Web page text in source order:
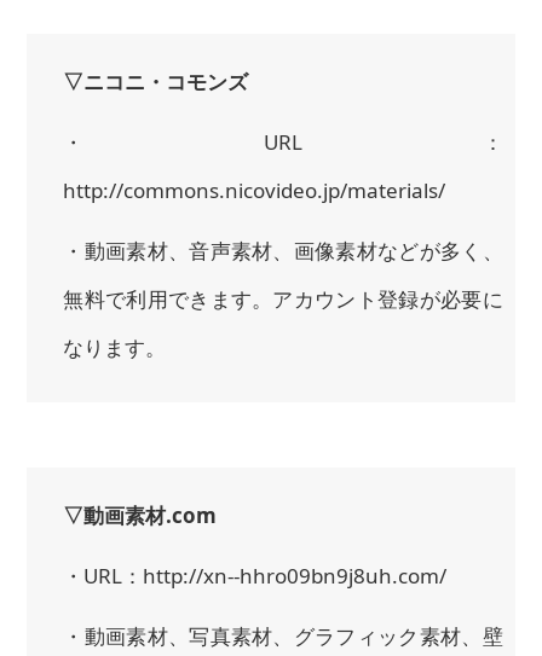
▽ニコニ・コモンズ
・URL：
http://commons.nicovideo.jp/materials/
・動画素材、音声素材、画像素材などが多く、
無料で利用できます。アカウント登録が必要に
なります。
▽動画素材.com
・URL：http://xn--hhro09bn9j8uh.com/
・動画素材、写真素材、グラフィック素材、壁